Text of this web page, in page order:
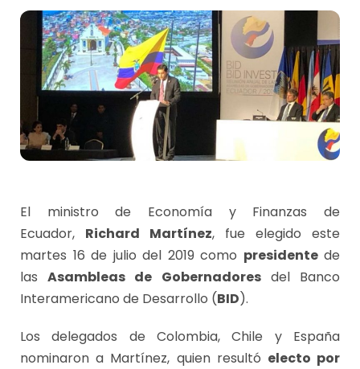
El ministro de Economía y Finanzas de
Ecuador, Richard Martínez, fue elegido este
martes 16 de julio del 2019 como presidentede
lasAsambleas de Gobernadoresdel Banco
Interamericano de Desarrollo (BID).
Los delegados de Colombia, Chile y España
nominaron a Martínez, quien resultó electo por